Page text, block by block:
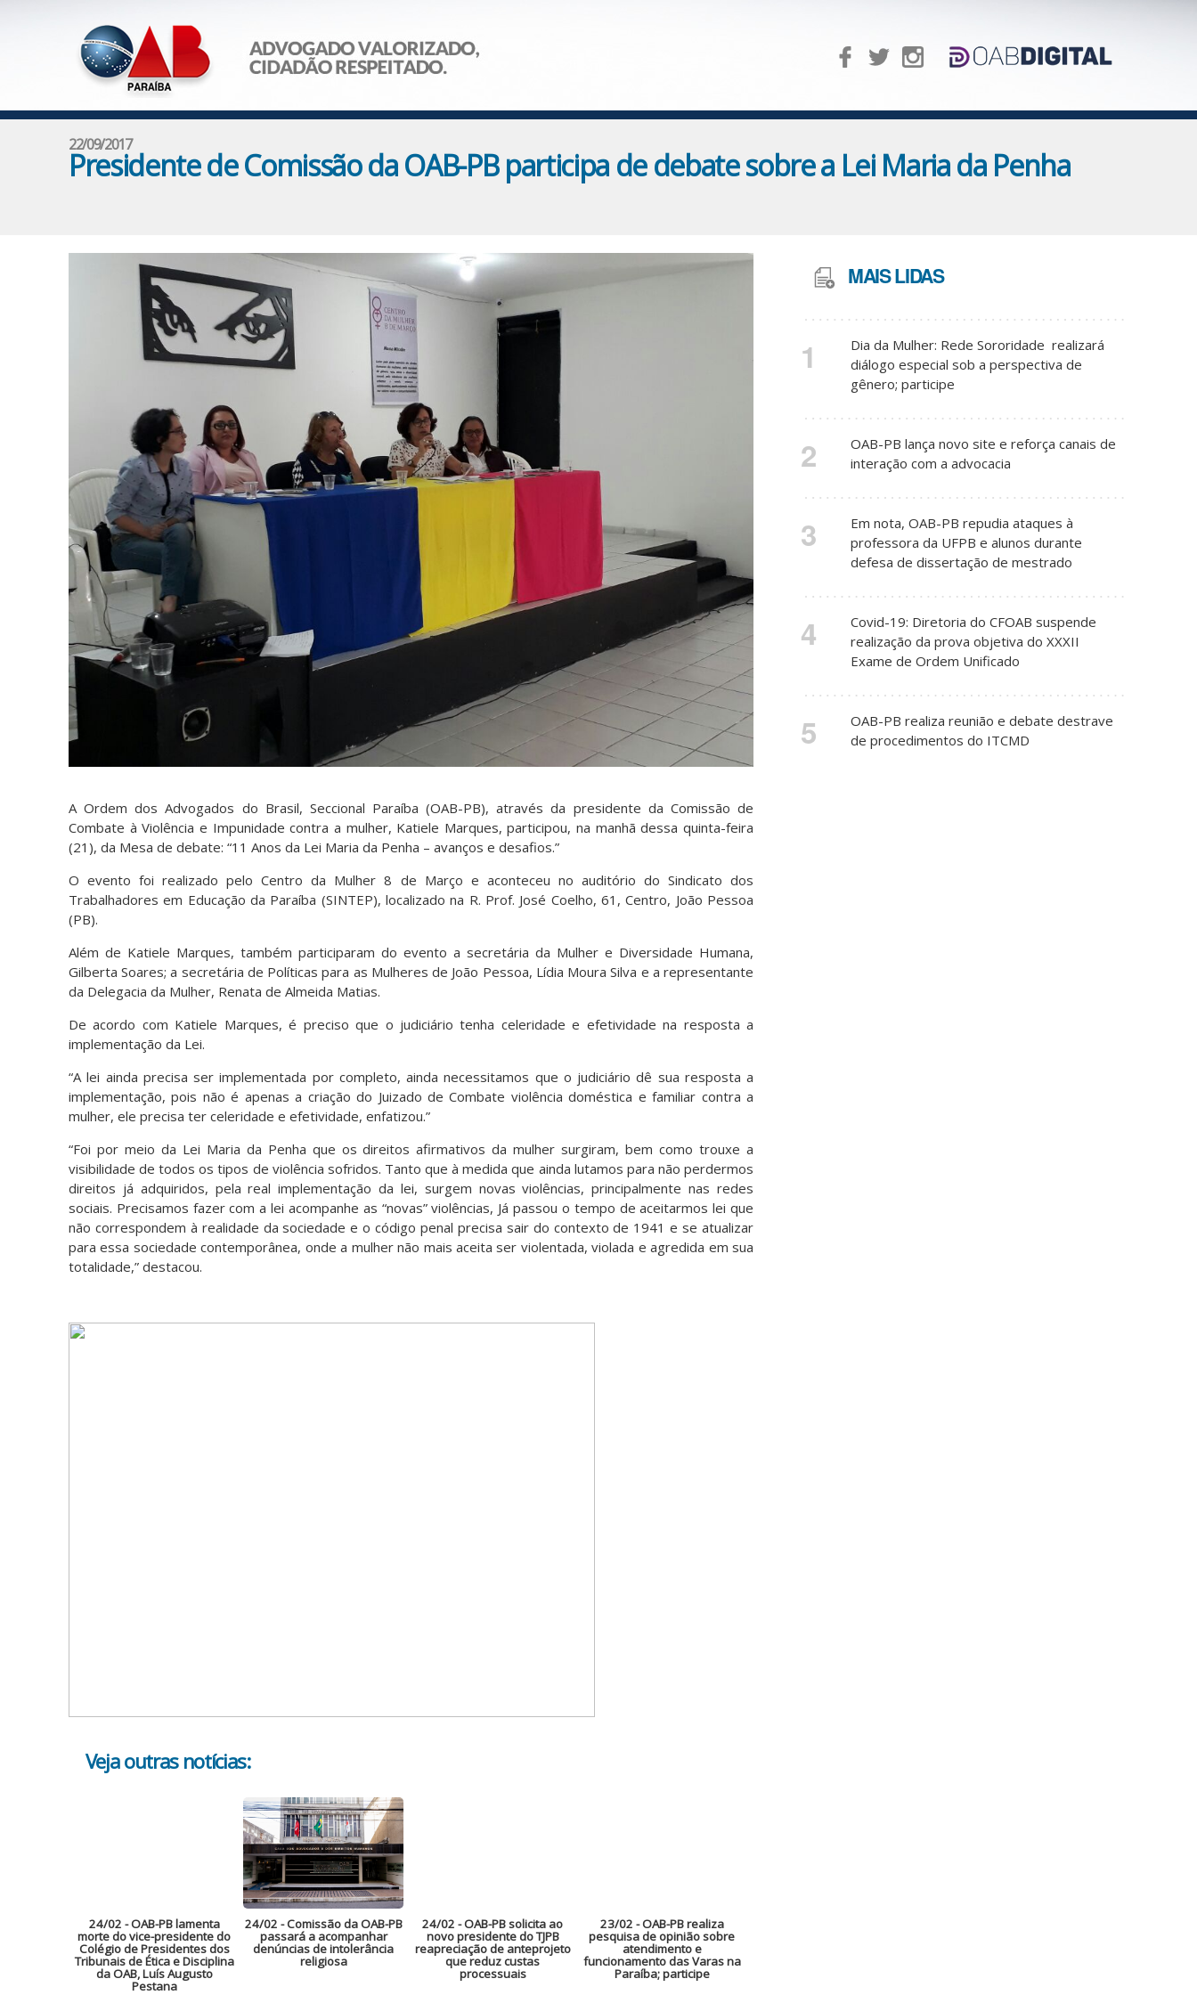
22/09/2017
Presidente de Comissão da OAB-PB participa de debate sobre a Lei Maria da Penha
A Ordem dos Advogados do Brasil, Seccional Paraíba (OAB-PB), através da presidente da Comissão de
Combate à Violência e Impunidade contra a mulher, Katiele Marques, participou, na manhã dessa quinta-feira
(21), da Mesa de debate: “11 Anos da Lei Maria da Penha – avanços e desafios.”
O evento foi realizado pelo Centro da Mulher 8 de Março e aconteceu no auditório do Sindicato dos
Trabalhadores em Educação da Paraíba (SINTEP), localizado na R. Prof. José Coelho, 61, Centro, João Pessoa
(PB).
Além de Katiele Marques, também participaram do evento a secretária da Mulher e Diversidade Humana,
Gilberta Soares; a secretária de Políticas para as Mulheres de João Pessoa, Lídia Moura Silva e a representante
da Delegacia da Mulher, Renata de Almeida Matias.
De acordo com Katiele Marques, é preciso que o judiciário tenha celeridade e efetividade na resposta a
implementação da Lei.
“A lei ainda precisa ser implementada por completo, ainda necessitamos que o judiciário dê sua resposta a
implementação, pois não é apenas a criação do Juizado de Combate violência doméstica e familiar contra a
mulher, ele precisa ter celeridade e efetividade, enfatizou.”
“Foi por meio da Lei Maria da Penha que os direitos afirmativos da mulher surgiram, bem como trouxe a
visibilidade de todos os tipos de violência sofridos. Tanto que à medida que ainda lutamos para não perdermos
direitos já adquiridos, pela real implementação da lei, surgem novas violências, principalmente nas redes
sociais. Precisamos fazer com a lei acompanhe as “novas” violências, Já passou o tempo de aceitarmos lei que
não correspondem à realidade da sociedade e o código penal precisa sair do contexto de 1941 e se atualizar
para essa sociedade contemporânea, onde a mulher não mais aceita ser violentada, violada e agredida em sua
totalidade,” destacou.
Veja outras notícias:
24/02 - OAB-PB lamenta
morte do vice-presidente do
Colégio de Presidentes dos
Tribunais de Ética e Disciplina
da OAB, Luís Augusto
Pestana
24/02 - Comissão da OAB-PB
passará a acompanhar
denúncias de intolerância
religiosa
24/02 - OAB-PB solicita ao
novo presidente do TJPB
reapreciação de anteprojeto
que reduz custas
processuais
23/02 - OAB-PB realiza
pesquisa de opinião sobre
atendimento e
funcionamento das Varas na
Paraíba; participe
MAIS LIDAS
1
Dia da Mulher: Rede Sororidade realizará
diálogo especial sob a perspectiva de
gênero; participe
2
OAB-PB lança novo site e reforça canais de
interação com a advocacia
3
Em nota, OAB-PB repudia ataques à
professora da UFPB e alunos durante
defesa de dissertação de mestrado
4
Covid-19: Diretoria do CFOAB suspende
realização da prova objetiva do XXXII
Exame de Ordem Unificado
5
OAB-PB realiza reunião e debate destrave
de procedimentos do ITCMD